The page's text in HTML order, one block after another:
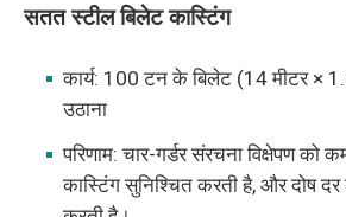
सतत स्टील बिलेट कास्टिंग
कार्य: 100 टन के बिलेट (14 मीटर ×
उठाना
परिणाम: चार-गर्डर संरचना विक्षेपण को
कास्टिंग सुनिश्चित करती है, और दोष